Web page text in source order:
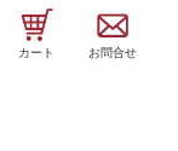
カート お問合せ